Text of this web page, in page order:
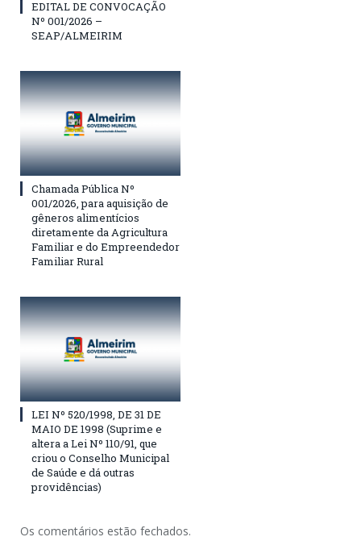
EDITAL DE CONVOCAÇÃO
Nº 001/2026 –
SEAP/ALMEIRIM
Chamada Pública Nº
001/2026, para aquisição de
gêneros alimentícios
diretamente da Agricultura
Familiar e do Empreendedor
Familiar Rural
LEI Nº 520/1998, DE 31 DE
MAIO DE 1998 (Suprime e
altera a Lei Nº 110/91, que
criou o Conselho Municipal
de Saúde e dá outras
providências)
Os comentários estão fechados.